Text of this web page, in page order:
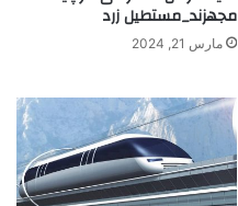
مجهزند_مستطیل زرد
مارس 21, 2024